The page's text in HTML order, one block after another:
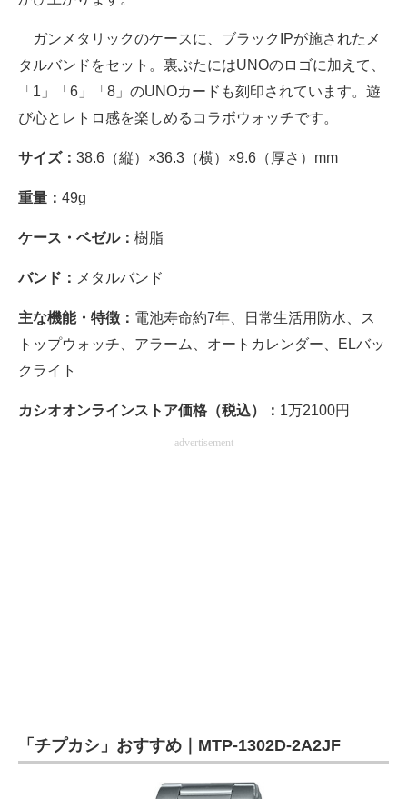
ガンメタリックのケースに、ブラックIPが施されたメ
タルバンドをセット。裏ぶたにはUNOのロゴに加えて、
「1」「6」「8」のUNOカードも刻印されています。遊
び心とレトロ感を楽しめるコラボウォッチです。
サイズ： 38.6（縦）×36.3（横）×9.6（厚さ）mm
重量： 49g
ケース・ベゼル： 樹脂
バンド： メタルバンド
主な機能・特徴： 電池寿命約7年、日常生活用防水、ス
トップウォッチ、アラーム、オートカレンダー、ELバッ
クライト
カシオオンラインストア価格（税込）： 1万2100円
advertisement
「チプカシ」おすすめ｜MTP-1302D-2A2JF